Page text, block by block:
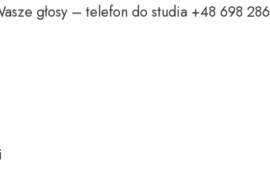
głosy – telefon do studia +48 698 286